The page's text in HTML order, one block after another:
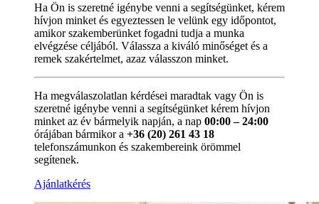
Ha Ön is szeretné igénybe venni a segítségünket, kérem
hívjon minket és egyeztessen le velünk egy időpontot,
amikor szakemberünket fogadni tudja a munka
elvégzése céljából. Válassza a kiváló minőséget és a
remek szakértelmet, azaz válasszon minket.
Ha megválaszolatlan kérdései maradtak vagy Ön is
szeretné igénybe venni a segítségünket kérem hívjon
minket az év bármelyik napján, a nap 00:00 – 24:00
órájában bármikor a +36 (20) 261 43 18
telefonszámunkon és szakembereink örömmel
segítenek.
Ajánlatkérés